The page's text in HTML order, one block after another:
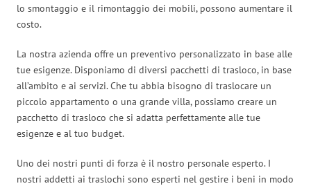
lo smontaggio e il rimontaggio dei mobili, possono aumentare il
costo.
La nostra azienda offre un preventivo personalizzato in base alle
tue esigenze. Disponiamo di diversi pacchetti di trasloco, in base
all’ambito e ai servizi. Che tu abbia bisogno di traslocare un
piccolo appartamento o una grande villa, possiamo creare un
pacchetto di trasloco che si adatta perfettamente alle tue
esigenze e al tuo budget.
Uno dei nostri punti di forza è il nostro personale esperto. I
nostri addetti ai traslochi sono esperti nel gestire i beni in modo